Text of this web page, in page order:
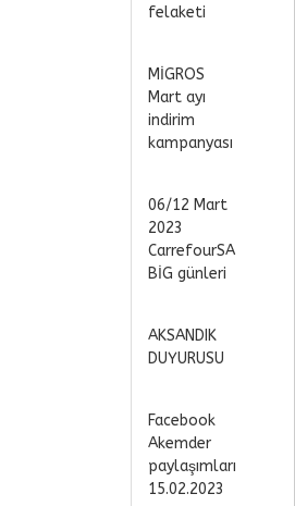
felaketi
MİGROS
Mart ayı
indirim
kampanyası
06/12 Mart
2023
CarrefourSA
BİG günleri
AKSANDIK
DUYURUSU
Facebook
Akemder
paylaşımları
15.02.2023